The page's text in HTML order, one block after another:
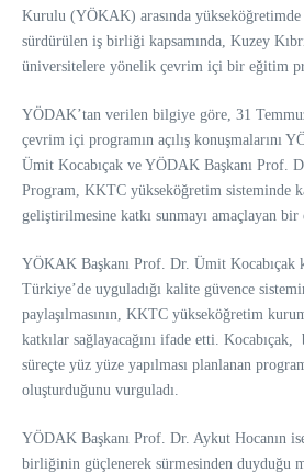
Kurulu (YÖKAK) arasında
sürdürülen iş birliği kapsamında, Kuzey
üniversitelere yönelik çevrim içi bir eğitim
YÖDAK’tan verilen bilgiye göre, 31
çevrim içi programın açılış konuşmalarını
Ümit Kocabıçak ve YÖDAK Başkanı Prof.
Program, KKTC yükseköğretim sisteminde
geliştirilmesine katkı sunmayı amaçlayan
YÖKAK Başkanı Prof. Dr. Ümit Kocabıçak
Türkiye’de uyguladığı kalite güvence
paylaşılmasının, KKTC yükseköğretim
katkılar sağlayacağını ifade etti.
süreçte yüz yüze yapılması planlanan
oluşturduğunu vurguladı.
YÖDAK Başkanı Prof. Dr. Aykut Hocanın
birliğinin güçlenerek sürmesinden duyduğu